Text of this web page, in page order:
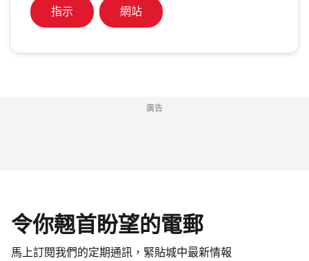
指示 網站
廣告
令你翹首盼望的電郵
馬上訂閱我們的定期通訊，緊貼城中最新情報